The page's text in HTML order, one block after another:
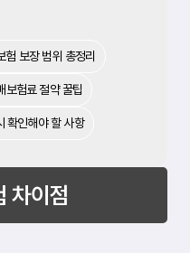
험 보장 범위 총정리
보험료 절약 꿀팁
확인해야 할 사항
차이점